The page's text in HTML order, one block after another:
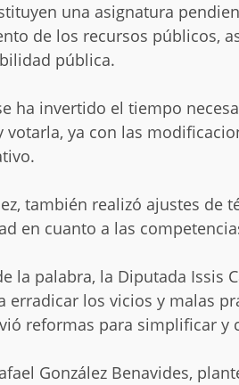
una asignatura
de los recursos públicos,
pública.
ha invertido el tiempo
votarla, ya con las
también realizó ajustes de
en cuanto a las
la palabra, la Diputada Issis
erradicar los vicios y malas
reformas para simplificar y
González Benavides,